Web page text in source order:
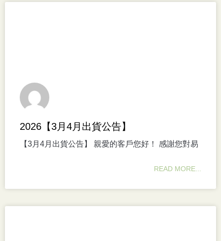
2026【3月4月出貨公告】
【3月4月出貨公告】 親愛的客戶您好！ 感謝您對易
READ MORE...